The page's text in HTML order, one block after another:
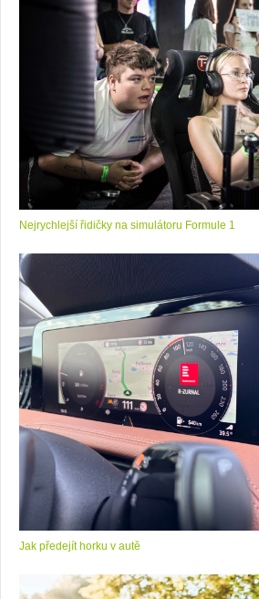
Nejrychlejší řidičky na simulátoru Formule 1
Jak předejít horku v autě